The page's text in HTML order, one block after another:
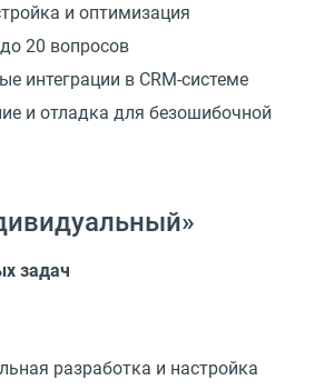
и оптимизация
20 вопросов
интеграции в CRM-системе
и отладка для безошибочной
задач
разработка и настройка